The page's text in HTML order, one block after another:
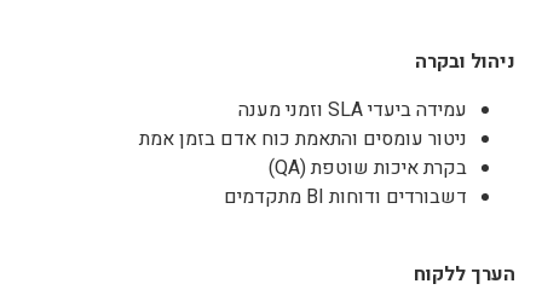
ניהול ובקרה
עמידה ביעדי SLA וזמני מענה
ניטור עומסים והתאמת כוח אדם בזמן אמת
בקרת איכות שוטפת (QA)
דשבורדים ודוחות BI מתקדמים
הערך ללקוח